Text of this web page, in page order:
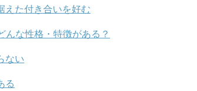
えた付き合いを好む
んな性格・特徴がある？
ない
る